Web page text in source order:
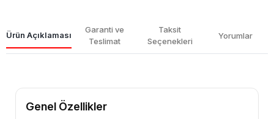
Ürün Açıklaması
Garanti ve
Teslimat
Taksit
Seçenekleri
Yorumlar
Genel Özellikler